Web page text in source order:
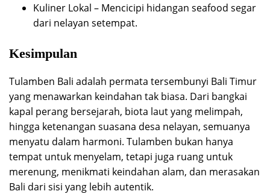
Kuliner Lokal – Mencicipi hidangan seafood segar
dari nelayan setempat.
Kesimpulan
Tulamben Bali adalah permata tersembunyi Bali Timur
yang menawarkan keindahan tak biasa. Dari bangkai
kapal perang bersejarah, biota laut yang melimpah,
hingga ketenangan suasana desa nelayan, semuanya
menyatu dalam harmoni. Tulamben bukan hanya
tempat untuk menyelam, tetapi juga ruang untuk
merenung, menikmati keindahan alam, dan merasakan
Bali dari sisi yang lebih autentik.